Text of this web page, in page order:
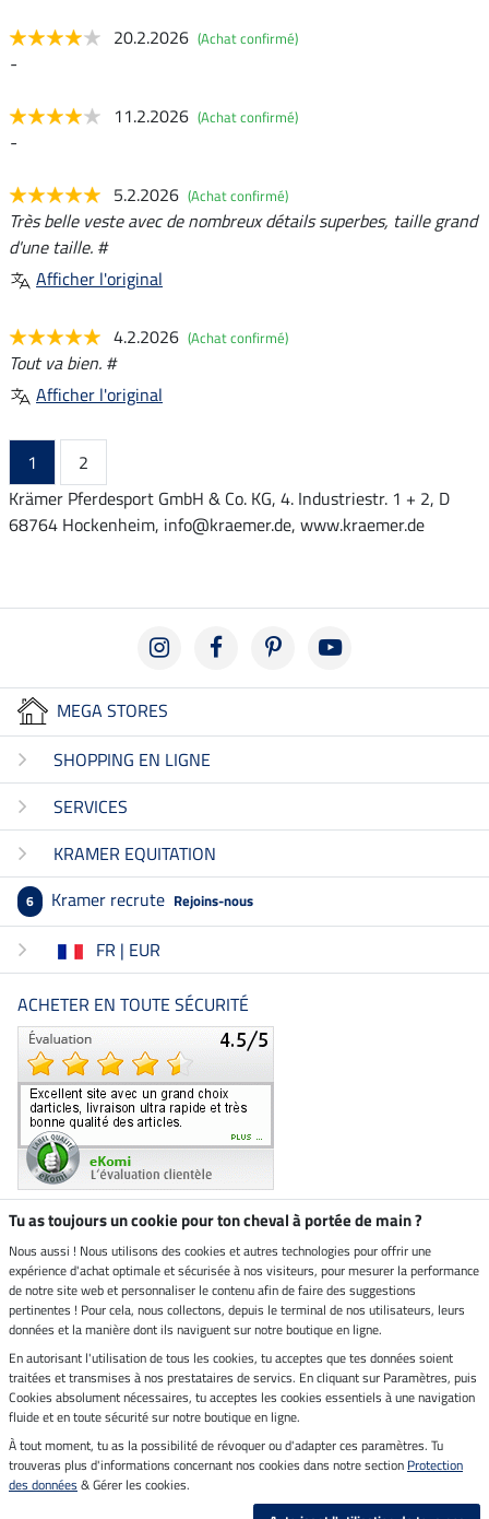
20.2.2026 (Achat confirmé)
-
11.2.2026 (Achat confirmé)
-
5.2.2026 (Achat confirmé)
Très belle veste avec de nombreux détails superbes, taille grand
d'une taille. #
Afficher l'original
4.2.2026 (Achat confirmé)
Tout va bien. #
Afficher l'original
1
2
Krämer Pferdesport GmbH & Co. KG, 4. Industriestr. 1 + 2, D
68764 Hockenheim, info@kraemer.de, www.kraemer.de
MEGA STORES
SHOPPING EN LIGNE
SERVICES
KRAMER EQUITATION
6 Kramer recrute Rejoins-nous
FR | EUR
ACHETER EN TOUTE SÉCURITÉ
Boutique climatiquement
neutre
Livraison par
Paiement sécurisé
Mentions légales
Tu as toujours un cookie pour ton cheval à portée de main ?
Nous aussi ! Nous utilisons des cookies et autres technologies pour offrir une
expérience d'achat optimale et sécurisée à nos visiteurs, pour mesurer la performance
de notre site web et personnaliser le contenu afin de faire des suggestions
pertinentes ! Pour cela, nous collectons, depuis le terminal de nos utilisateurs, leurs
données et la manière dont ils naviguent sur notre boutique en ligne.
En autorisant l'utilisation de tous les cookies, tu acceptes que tes données soient
traitées et transmises à nos prestataires de servics. En cliquant sur Paramètres, puis
Cookies absolument nécessaires, tu acceptes les cookies essentiels à une navigation
fluide et en toute sécurité sur notre boutique en ligne.
À tout moment, tu as la possibilité de révoquer ou d'adapter ces paramètres. Tu
trouveras plus d'informations concernant nos cookies dans notre section Protection
des données & Gérer les cookies.